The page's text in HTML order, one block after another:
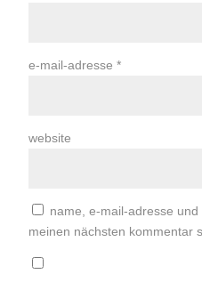
e-mail-adresse *
website
name, e-mail-adresse
meinen nächsten kommentar